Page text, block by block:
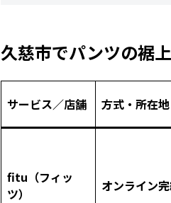
久慈市でパンツの裾
サービス／店舗 方式・所在地
fitu（フィッ
ツ）
オンライン